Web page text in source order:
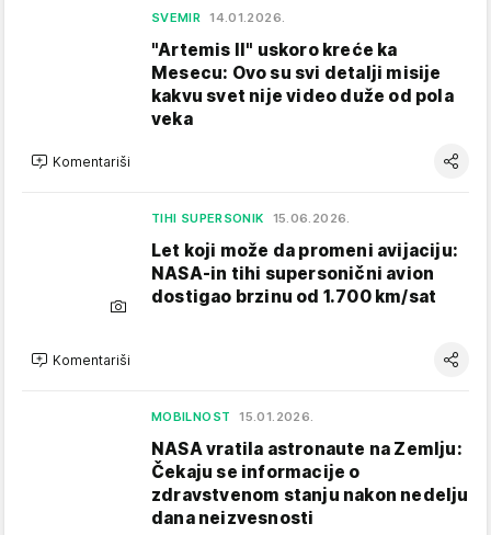
SVEMIR 14.01.2026.
"Artemis II" uskoro kreće ka
Mesecu: Ovo su svi detalji misije
kakvu svet nije video duže od pola
veka
Komentariši
TIHI SUPERSONIK 15.06.2026.
Let koji može da promeni avijaciju:
NASA-in tihi supersonični avion
dostigao brzinu od 1.700 km/sat
Komentariši
MOBILNOST 15.01.2026.
NASA vratila astronaute na Zemlju:
Čekaju se informacije o
zdravstvenom stanju nakon nedelju
dana neizvesnosti